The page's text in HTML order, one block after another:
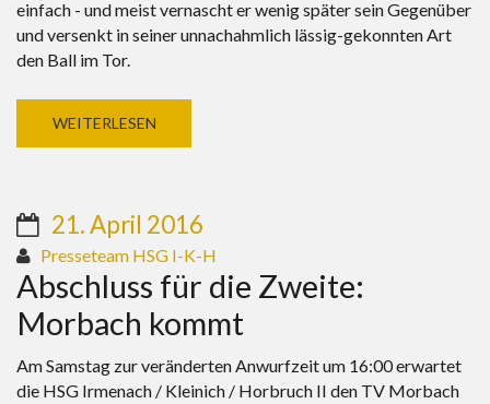
einfach - und meist vernascht er wenig später sein Gegenüber
und versenkt in seiner unnachahmlich lässig-gekonnten Art
den Ball im Tor.
WEITERLESEN
21. April 2016
Presseteam HSG I-K-H
Abschluss für die Zweite:
Morbach kommt
Am Samstag zur veränderten Anwurfzeit um 16:00 erwartet
die HSG Irmenach / Kleinich / Horbruch II den TV Morbach